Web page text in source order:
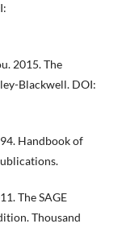
2015. The
Blackwell. DOI:
Handbook of
The SAGE
Thousand